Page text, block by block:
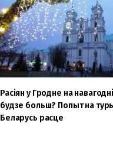
Расіян у Гродне на
будзе больш? Попыт на
Беларусь расце